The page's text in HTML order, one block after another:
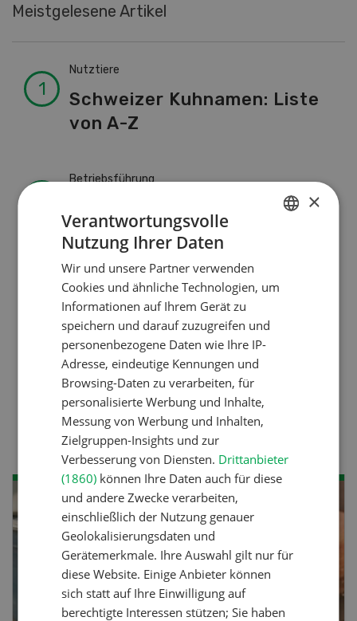
Meistgelesene Artikel
Nutztiere
Schweizer Kuhnamen: Liste
von A-Z
Betriebsführung
Ressourcen: Mit Fäusten
gegen die Alters-Sichtigkeit
Pflanzenbau
Raufutter aus dem Sack
Nutztiere
Stallklima - Hitzestress
verhindern
SEP
-11
×
Verantwortungsvolle
Nutzung Ihrer Daten
Wir und unsere Partner verwenden
Cookies und ähnliche Technologien, um
Informationen auf Ihrem Gerät zu
speichern und darauf zuzugreifen und
personenbezogene Daten wie Ihre IP-
Adresse, eindeutige Kennungen und
Browsing-Daten zu verarbeiten, für
personalisierte Werbung und Inhalte,
Messung von Werbung und Inhalten,
Zielgruppen-Insights und zur
Verbesserung von Diensten. Drittanbieter
(1860) können Ihre Daten auch für diese
und andere Zwecke verarbeiten,
einschließlich der Nutzung genauer
Geolokalisierungsdaten und
Gerätemerkmale. Ihre Auswahl gilt nur für
diese Website. Einige Anbieter können
sich statt auf Ihre Einwilligung auf
berechtigte Interessen stützen; Sie haben